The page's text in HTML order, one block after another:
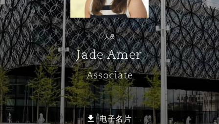
Commerical Dispute
Debt Recovery
Emergency Response & Crisis
Management
企业、商业与合规保险
数据保护与隐私权
劳动、养老金和移民n
议解决 Commercial Litigation
源、海洋与贸易
Trade & Commodities
险和再保险
Corporate, Commercial &
Insurance
Cyber Risk
Employers' & Public Liability
基础设施
PPP/PFI
Public Procurement
External Investigations
Financial Services
Fraud & White-Collar Crime
& Co Newton - 解锁智能索赔新模式
议融资
Eco Audit
累斯萨拉姆
翰内斯堡
罗比 – 联营办公室
里斯班
庆
港
约热内卢
地亚哥 – 联营办公室
保罗
哈
拜
达
尔加里
加哥
拉斯
明翰
里斯托尔
里
人员
Jade Amer
Associate
电子名片